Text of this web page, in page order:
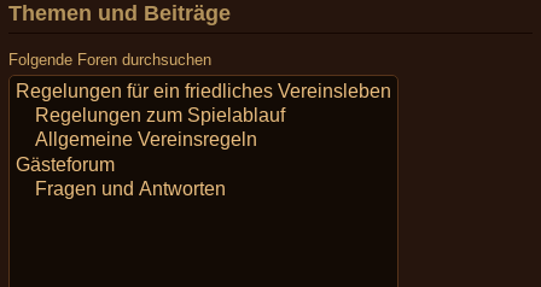
Themen und Beiträge
Folgende Foren durchsuchen